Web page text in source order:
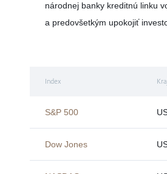
národnej banky kreditnú linku
a predovšetkým upokojiť
Index
S&P 500
Dow Jones